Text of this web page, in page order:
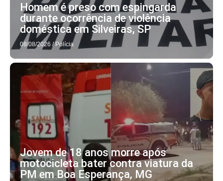
Homem é preso com espingarda
durante ocorrência de violência
doméstica em Silveiras, SP
08/08/2026 / Polícia
Jovem de 18 anos morre após
motocicleta bater contra viatura da
PM em Boa Esperança, MG